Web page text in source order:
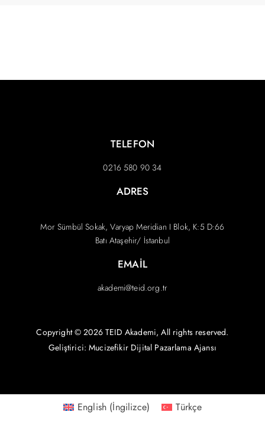
TELEFON
0216 580 90 34
ADRES
Mor Sümbül Sokak, Varyap Meridian I Blok, K:5 D:66
Batı Ataşehir/ İstanbul
EMAIL
akademi@teid.org.tr
Copyright © 2026 TEID Akademi, All rights reserved.
Geliştirici: Mucizefikir Dijital Pazarlama Ajansı
English (İngilizce) Türkçe